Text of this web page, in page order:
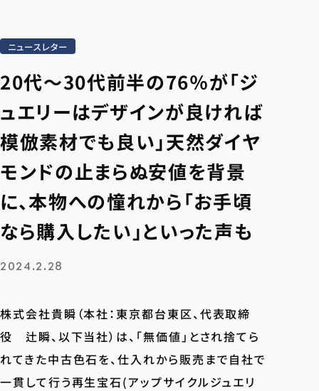
ニュースレター
20代～30代前半の76％が「ジ
ュエリーはデザインが良ければ
模倣素材でも良い」天然ダイヤ
モンドの止まらぬ安値を背景
に、本物への憧れから「お手頃
なら購入したい」といった声も
2024.2.28
株式会社貴瞬（本社：東京都台東区、代表取締
役 辻瞬、以下当社）は、「無価値」とされ捨てら
れてきた中古色石を、仕入れから販売まで自社で
一貫して行う再生宝石(アップサイクルジュエリ